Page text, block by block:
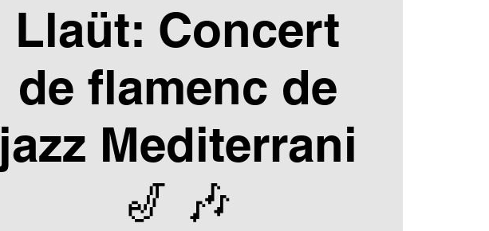
Llaüt: Concert
de flamenc de
jazz Mediterrani
🎷 🎶